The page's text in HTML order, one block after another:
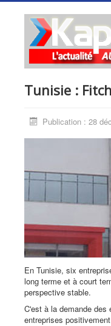
Tunisie :
Publication : 28
En Tunisie, six
long terme et à court
perspective stable.
C'est à la demande des
entreprises